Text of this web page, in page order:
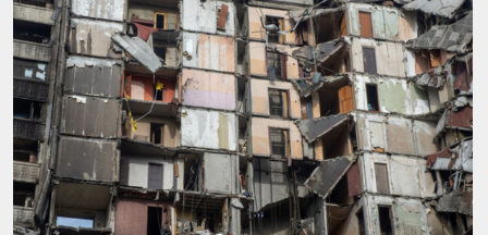
новому
—
что
изменится
для
каждого
из
нас